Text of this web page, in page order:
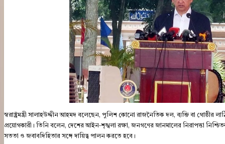
স্বরাষ্ট্রমন্ত্রী সালাহউদ্দীন আহমদ বলেছেন, পুলিশ কোনো রাজনৈতিক দল, ব্যক্তি বা
প্রয়োগকারী। তিনি বলেন, দেশের আইন-শৃঙ্খলা রক্ষা, জনগণের জানমালের নিরাপত্তা
সততা ও জবাবদিহিতার সঙ্গে দায়িত্ব পালন করতে হবে।